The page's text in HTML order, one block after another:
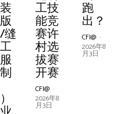
地、创意设计策源地、新质业态
世界纺织产业高质量发展作出新
-
年5
面料
新高
度
CFI@ -
2026年5
月6日
-
3
日
启幕
CFI@ -
2026年3
月22日
心，
共同
推进
中国
服装
-
5
日
首秀
携李
冰
冰、
胡杏
儿演
绎“无
界优
外穿
融合
新赛
道
-
1
态
CFI@ -
2025年8
月11日
-
7
的碳
足迹
CFI@ -
2026年7
月29日
的碳
足迹
CFI@ -
2026年7
月29日
缝
服
工技
能竞
赛许
村选
拔赛
开赛
CFI@ -
2026年8
月3日
跑
出？
CFI@ -
2026年8
月3日